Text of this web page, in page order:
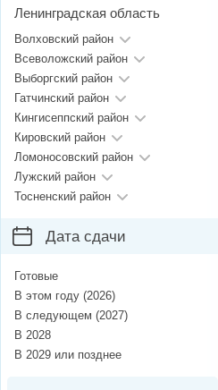
Ленинградская область
Волховский район
Всеволожский район
Выборгский район
Гатчинский район
Кингисеппский район
Кировский район
Ломоносовский район
Лужский район
Тосненский район
Дата сдачи
Готовые
В этом году (2026)
В следующем (2027)
В 2028
В 2029 или позднее